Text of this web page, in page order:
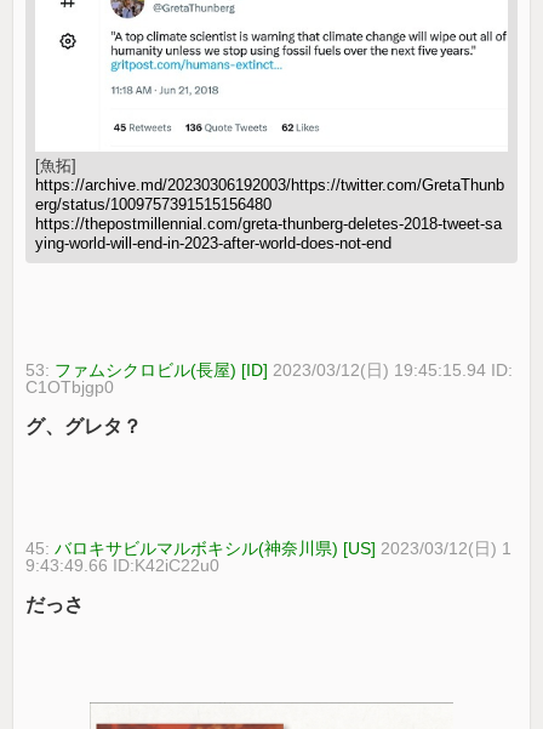
[魚拓]
https://archive.md/20230306192003/https://twitter.com/GretaThunb
erg/status/1009757391515156480
https://thepostmillennial.com/greta-thunberg-deletes-2018-tweet-sa
ying-world-will-end-in-2023-after-world-does-not-end
53: ファムシクロビル(長屋) [ID] 2023/03/12(日) 19:45:15.94 ID:
C1OTbjgp0
グ、グレタ？
45:バロキサビルマルボキシル(神奈川県) [US] 2023/03/12(日) 1
9:43:49.66 ID:K42iC22u0
だっさ